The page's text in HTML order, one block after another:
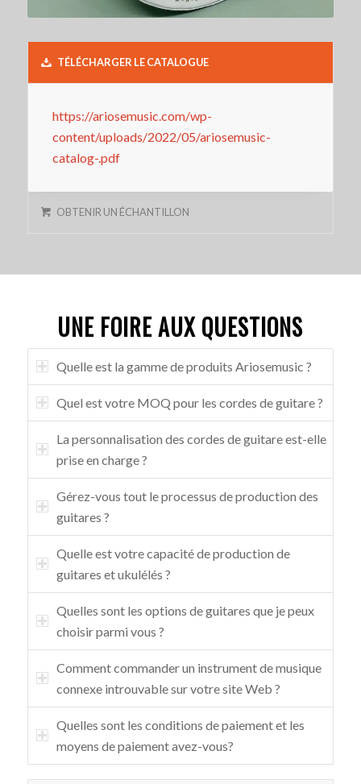
TÉLÉCHARGER LE CATALOGUE
https://ariosemusic.com/wp-
content/uploads/2022/05/ariosemusic-
catalog-.pdf
OBTENIR UN ÉCHANTILLON
UNE FOIRE AUX QUESTIONS
Quelle est la gamme de produits Ariosemusic ?
Quel est votre MOQ pour les cordes de guitare ?
La personnalisation des cordes de guitare est-elle
prise en charge ?
Gérez-vous tout le processus de production des
guitares ?
Quelle est votre capacité de production de
guitares et ukulélés ?
Quelles sont les options de guitares que je peux
choisir parmi vous ?
Comment commander un instrument de musique
connexe introuvable sur votre site Web ?
Quelles sont les conditions de paiement et les
moyens de paiement avez-vous?